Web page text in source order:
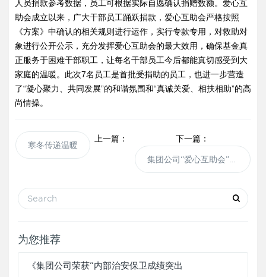
人员捐款参考数据，员工可根据实际自愿确认捐赠数额。爱心互
助会成立以来，广大干部员工踊跃捐款，爱心互助会严格按照
《方案》中确认的相关规则进行运作，实行专款专用，对救助对
象进行公开公示，充分发挥爱心互助会的最大效用，确保基金真
正服务于困难干部职工，让每名干部员工今后都能真切感受到大
家庭的温暖。此次7名员工是首批受捐助的员工，也进一步营造
了“凝心聚力、共同发展”的和谐氛围和“真诚关爱、相扶相助”的高
尚情操。
上一篇：
寒冬传递温暖
下一篇：
集团公司“爱心互助会”成立
为您推荐
《集团公司荣获“内部治安保卫成绩突出